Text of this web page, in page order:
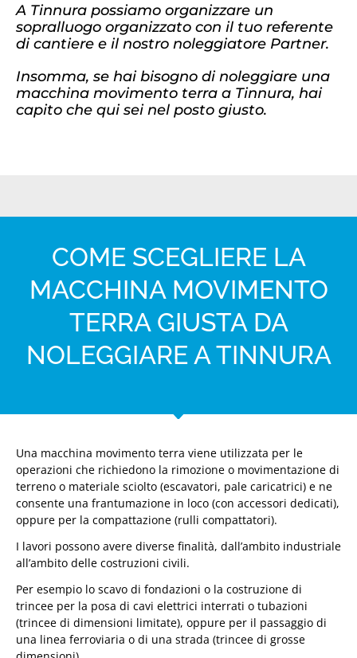
A Tinnura possiamo organizzare un
sopralluogo organizzato con il tuo referente
di cantiere e il nostro noleggiatore Partner.
Insomma, se hai bisogno di noleggiare una
macchina movimento terra a Tinnura, hai
capito che qui sei nel posto giusto.
COME SCEGLIERE LA
MACCHINA MOVIMENTO
TERRA GIUSTA DA
NOLEGGIARE A TINNURA
Una macchina movimento terra viene utilizzata per le
operazioni che richiedono la rimozione o movimentazione di
terreno o materiale sciolto (escavatori, pale caricatrici) e ne
consente una frantumazione in loco (con accessori dedicati),
oppure per la compattazione (rulli compattatori).
I lavori possono avere diverse finalità, dall’ambito industriale
all’ambito delle costruzioni civili.
Per esempio lo scavo di fondazioni o la costruzione di
trincee per la posa di cavi elettrici interrati o tubazioni
(trincee di dimensioni limitate), oppure per il passaggio di
una linea ferroviaria o di una strada (trincee di grosse